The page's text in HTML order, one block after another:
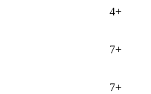
4+
7+
7+